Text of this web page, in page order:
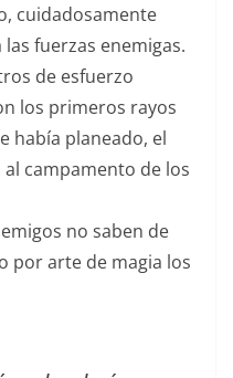
cuidadosamente
fuerzas enemigas.
de esfuerzo
los primeros rayos
había planeado, el
campamento de los
no saben de
por arte de magia los